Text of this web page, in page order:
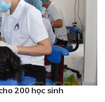
200 học sinh